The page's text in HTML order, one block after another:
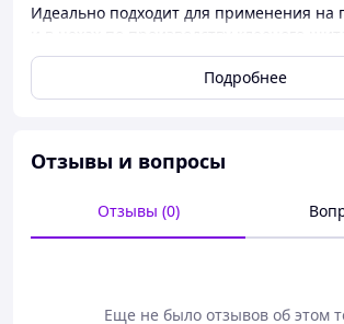
Идеально подходит для применения на
блоков, клееного строительного бруса,
мебели и на других
производствах.
Пресс состоит из сварной станины с
ротора с тремя рабочими полями.
Поворот ротора осуществляется с
конструкцию с четырьма
Подробнее
Отзывы и вопросы
Отзывы (0)
Еще не было отзывов об этом